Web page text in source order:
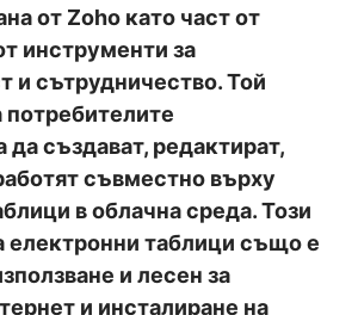
от Zoho като част от
инструменти за
и сътрудничество. Той
потребителите
създават, редактират,
съвместно върху
в облачна среда. Този
електронни таблици също е
и лесен за
и инсталиране на